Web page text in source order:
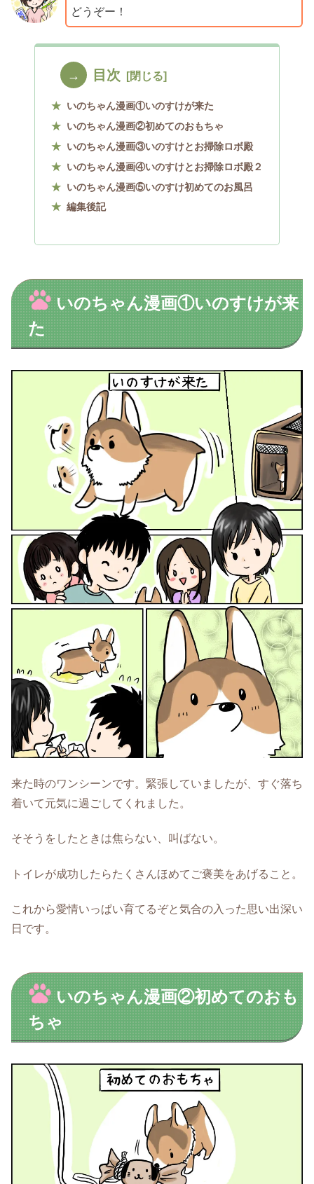
どうぞー！
目次
いのちゃん漫画①いのすけが来た
いのちゃん漫画②初めてのおもちゃ
いのちゃん漫画③いのすけとお掃除ロボ殿
いのちゃん漫画④いのすけとお掃除ロボ殿２
いのちゃん漫画⑤いのすけ初めてのお風呂
編集後記
いのちゃん漫画①いのすけが来
た
来た時のワンシーンです。緊張していましたが、すぐ落ち
着いて元気に過ごしてくれました。
そそうをしたときは焦らない、叫ばない。
トイレが成功したらたくさんほめてご褒美をあげること。
これから愛情いっぱい育てるぞと気合の入った思い出深い
日です。
いのちゃん漫画②初めてのおも
ちゃ